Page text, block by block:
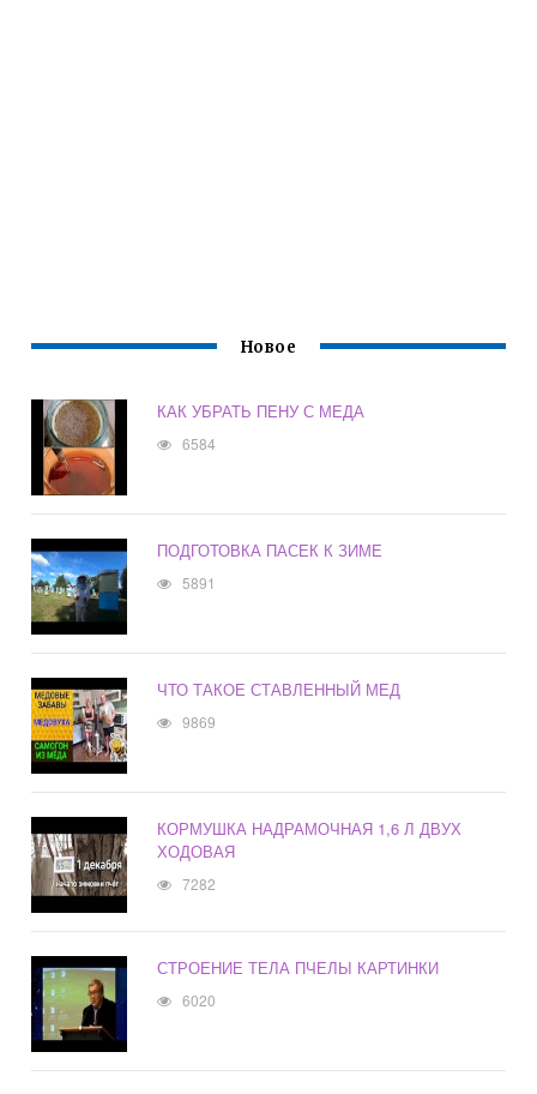
Новое
КАК УБРАТЬ ПЕНУ С МЕДА
6584
ПОДГОТОВКА ПАСЕК К ЗИМЕ
5891
ЧТО ТАКОЕ СТАВЛЕННЫЙ МЕД
9869
КОРМУШКА НАДРАМОЧНАЯ 1,6 Л ДВУХ
ХОДОВАЯ
7282
СТРОЕНИЕ ТЕЛА ПЧЕЛЫ КАРТИНКИ
6020